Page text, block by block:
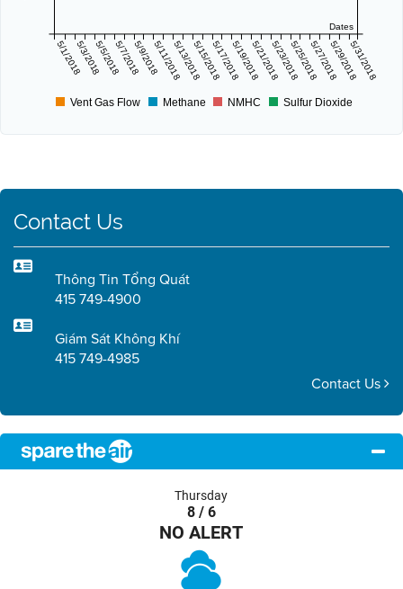
Dates
5/1/20185/3/20185/5/20185/7/20185/9/20185/11/20185/13/20185/15/20185/17/20185/19/20185/21/20185/23/20185/25/20185/27/20185/29/20185/31/2018
Vent Gas Flow Methane NMHC Sulfur Dioxide
Contact Us
Thông Tin Tổng Quát
415 749-4900
Giám Sát Không Khí
415 749-4985
Contact Us
Thursday
8 / 6
NO ALERT